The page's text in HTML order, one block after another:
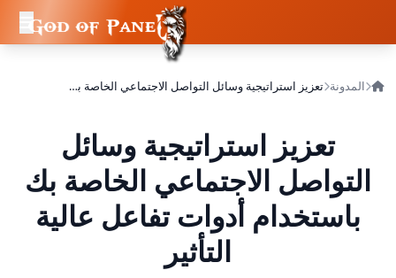
المدونة تعزيز استراتيجية وسائل التواصل الاجتماعي الخاصة بك باستخدام أدوات تفاعل عالية التأثير
تعزيز استراتيجية وسائل
التواصل الاجتماعي الخاصة بك
باستخدام أدوات تفاعل عالية
التأثير